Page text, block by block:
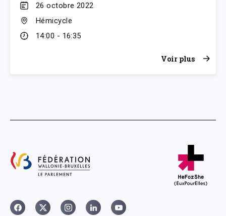
26 octobre 2022
Hémicycle
14:00 - 16:35
Voir plus